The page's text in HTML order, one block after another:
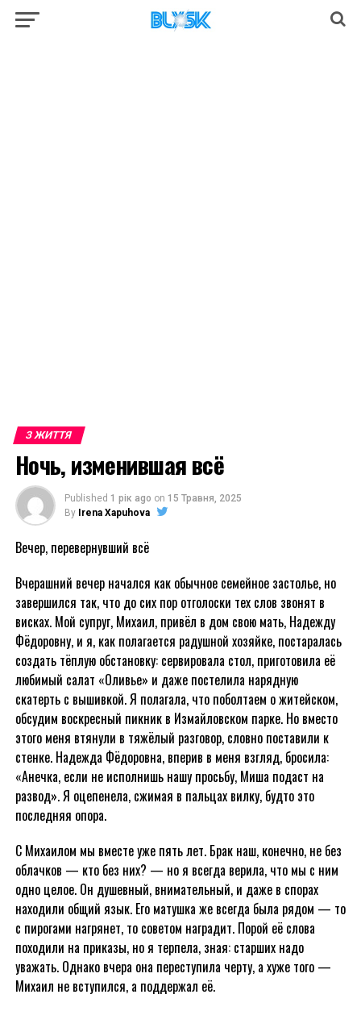
З ЖИТТЯ
Ночь, изменившая всё
Published 1 рік ago on 15 Травня, 2025
By Irena Xapuhova
Вечер, перевернувший всё
Вчерашний вечер начался как обычное семейное застолье, но
завершился так, что до сих пор отголоски тех слов звонят в
висках. Мой супруг, Михаил, привёл в дом свою мать, Надежду
Фёдоровну, и я, как полагается радушной хозяйке, постаралась
создать тёплую обстановку: сервировала стол, приготовила её
любимый салат «Оливье» и даже постелила нарядную
скатерть с вышивкой. Я полагала, что поболтаем о житейском,
обсудим воскресный пикник в Измайловском парке. Но вместо
этого меня втянули в тяжёлый разговор, словно поставили к
стенке. Надежда Фёдоровна, вперив в меня взгляд, бросила:
«Анечка, если не исполнишь нашу просьбу, Миша подаст на
развод». Я оцепенела, сжимая в пальцах вилку, будто это
последняя опора.
С Михаилом мы вместе уже пять лет. Брак наш, конечно, не без
облачков — кто без них? — но я всегда верила, что мы с ним
одно целое. Он душевный, внимательный, и даже в спорах
находили общий язык. Его матушка же всегда была рядом — то
с пирогами нагрянет, то советом наградит. Порой её слова
походили на приказы, но я терпела, зная: старших надо
уважать. Однако вчера она переступила черту, а хуже того —
Михаил не вступился, а поддержал её.